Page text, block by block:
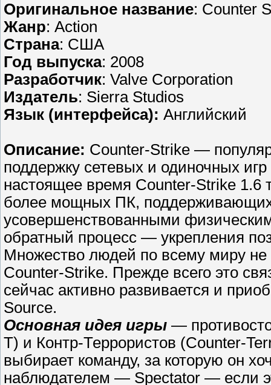
Оригинальное название: Counter
Жанр: Action
Страна: США
Год выпуска: 2008
Разработчик: Valve Corporation
Издатель: Sierra Studios
Язык (интерфейса): Английский
Описание: Counter-Strike —
поддержку сетевых и одиночных
настоящее время Counter-Strike 1.6
более мощных ПК, поддерживающих
усовершенствованными
обратный процесс — укрепления
Множество людей по всему миру
Counter-Strike. Прежде всего это
сейчас активно развивается и
Source.
Основная идея игры —
T) и Контр-Террористов (Counter-
выбирает команду, за которую он
наблюдателем — Spectator — если